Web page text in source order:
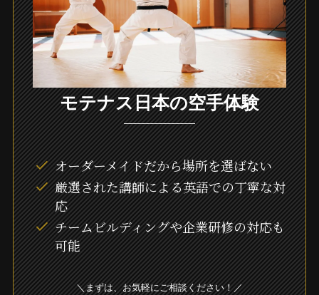
モテナス日本の空手体験
オーダーメイドだから場所を選ばない
厳選された講師による英語での丁寧な対
応
チームビルディングや企業研修の対応も
可能
＼まずは、お気軽にご相談ください！／